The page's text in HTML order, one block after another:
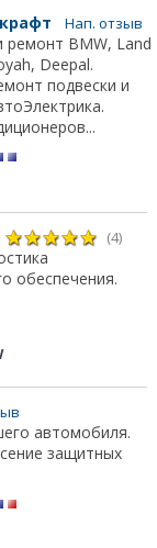
Нап. отзыв
ремонт BMW, Land
Deepal.
подвески и
(4)
обеспечения.
автомобиля.
защитных